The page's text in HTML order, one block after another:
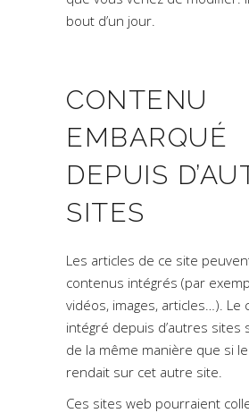
bout d’un jour.
CONTENU
EMBARQUÉ
DEPUIS
SITES
Les articles de ce site
contenus intégrés (par
vidéos, images, articles…). Le
intégré depuis d’autres sites
de la même manière que si
rendait sur cet autre site.
Ces sites web pourraient